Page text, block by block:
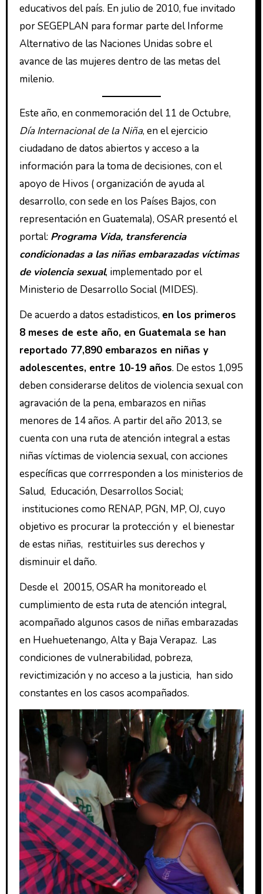
educativos del país. En julio de 2010, fue invitado
por SEGEPLAN para formar parte del Informe
Alternativo de las Naciones Unidas sobre el
avance de las mujeres dentro de las metas del
milenio.
Este año, en conmemoración del 11 de Octubre,
Día Internacional de la Niña, en el ejercicio
ciudadano de datos abiertos y acceso a la
información para la toma de decisiones, con el
apoyo de Hivos ( organización de ayuda al
desarrollo, con sede en los Países Bajos, con
representación en Guatemala), OSAR presentó el
portal: Programa Vida, transferencia
condicionadas a las niñas embarazadas víctimas
de violencia sexual, implementado por el
Ministerio de Desarrollo Social (MIDES).
De acuerdo a datos estadisticos, en los primeros
8 meses de este año, en Guatemala se han
reportado 77,890 embarazos en niñas y
adolescentes, entre 10-19 años. De estos 1,095
deben considerarse delitos de violencia sexual con
agravación de la pena, embarazos en niñas
menores de 14 años. A partir del año 2013, se
cuenta con una ruta de atención integral a estas
niñas víctimas de violencia sexual, con acciones
específicas que corrresponden a los ministerios de
Salud, Educación, Desarrollos Social;
instituciones como RENAP, PGN, MP, OJ, cuyo
objetivo es procurar la protección y el bienestar
de estas niñas, restituirles sus derechos y
disminuir el daño.
Desde el 20015, OSAR ha monitoreado el
cumplimiento de esta ruta de atención integral,
acompañado algunos casos de niñas embarazadas
en Huehuetenango, Alta y Baja Verapaz. Las
condiciones de vulnerabilidad, pobreza,
revictimización y no acceso a la justicia, han sido
constantes en los casos acompañados.